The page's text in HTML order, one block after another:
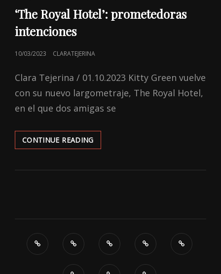
‘The Royal Hotel’: prometedoras
intenciones
POSTED
10/03/2023 CLARATEJERINA
Clara Tejerina / 01.10.2023 Kitty Green vuelve
con su nuevo largometraje, The Royal Hotel,
en el que dos amigas se
CONTINUE READING‘THE
ROYAL
PROMETEDORAS